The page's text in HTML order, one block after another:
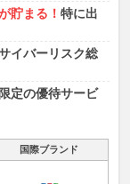
貯まる！特に出
イバーリスク総
定の優待サービ
国際ブランド